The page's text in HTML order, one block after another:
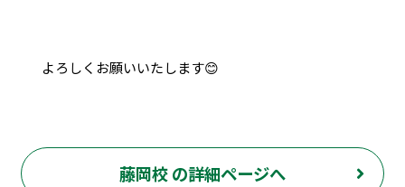
よろしくお願いいたします😊
藤岡校 の詳細ページへ